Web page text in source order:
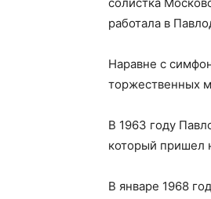
работала в
Наравне с
торжественных
В 1963 году
который пришел
В январе 1968